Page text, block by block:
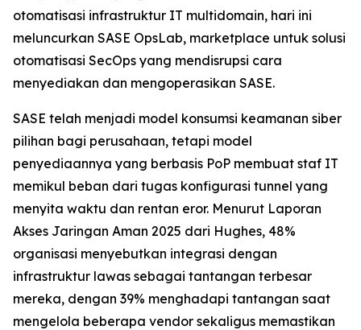
otomatisasi infrastruktur IT multidomain, hari ini
meluncurkan SASE OpsLab, marketplace untuk solusi
otomatisasi SecOps yang mendisrupsi cara
menyediakan dan mengoperasikan SASE.
SASE telah menjadi model konsumsi keamanan siber
pilihan bagi perusahaan, tetapi model
penyediaannya yang berbasis PoP membuat staf IT
memikul beban dari tugas konfigurasi tunnel yang
menyita waktu dan rentan eror. Menurut Laporan
Akses Jaringan Aman 2025 dari Hughes, 48%
organisasi menyebutkan integrasi dengan
infrastruktur lawas sebagai tantangan terbesar
mereka, dengan 39% menghadapi tantangan saat
mengelola beberapa vendor sekaligus memastikan